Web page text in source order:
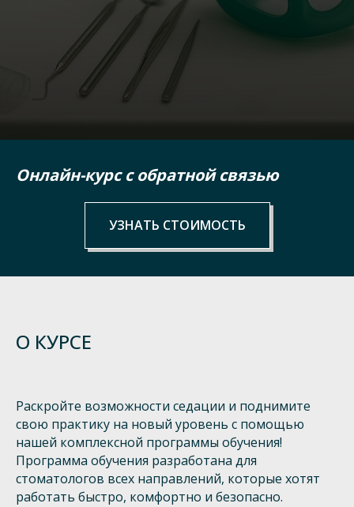
Онлайн-курс с обратной связью
УЗНАТЬ СТОИМОСТЬ
О КУРСЕ
Раскройте возможности седации и поднимите
свою практику на новый уровень с помощью
нашей комплексной программы обучения!
Программа обучения разработана для
стоматологов всех направлений, которые хотят
работать быстро, комфортно и безопасно.